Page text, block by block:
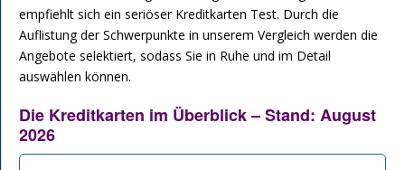
empfiehlt sich ein seriöser Kreditkarten Test. Durch die
Auflistung der Schwerpunkte in unserem Vergleich werden die
Angebote selektiert, sodass Sie in Ruhe und im Detail
auswählen können.
Die Kreditkarten im Überblick – Stand: August
2026